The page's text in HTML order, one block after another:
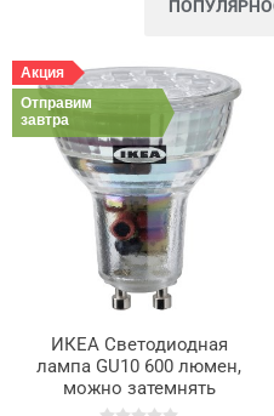
Акция
Отправим
завтра
ИКЕА Светодиодная
лампа GU10 600 люмен,
можно затемнять
SOLHETTA, 205.484.09